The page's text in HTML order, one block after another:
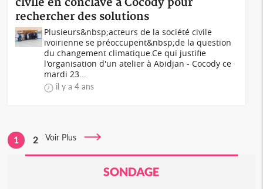
rechercher des solutions
Plusieurs&nbsp;acteurs de la société civile
ivoirienne se préoccupent&nbsp;de la question
du changement climatique.Ce qui justifie
l'organisation d'un atelier à Abidjan - Cocody ce
mardi 23...
il y a 4 ans
1 2 Voir Plus
SONDAGE